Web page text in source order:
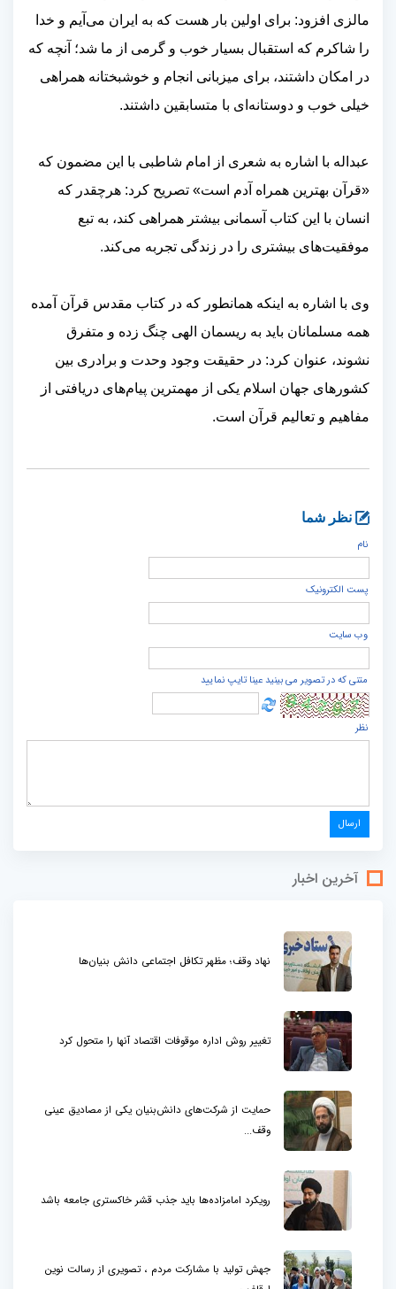
مالزی افزود: برای اولین بار هست که به ایران می‌آیم و خدا
را شاکرم که استقبال بسیار خوب و گرمی از ما شد؛ آنچه که
در امکان داشتند، برای میزبانی انجام و خوشبختانه همراهی
خیلی خوب و دوستانه‌ای با متسابقین داشتند.
عبداله با اشاره به شعری از امام شاطبی با این مضمون که
«قرآن بهترین همراه آدم است» تصریح کرد: هرچقدر که
انسان با این کتاب آسمانی بیشتر همراهی کند، به تبع
موفقیت‌های بیشتری را در زندگی تجربه می‌کند.
وی با اشاره به اینکه همانطور که در کتاب مقدس قرآن آمده
همه مسلمانان باید به ریسمان الهی چنگ زده و متفرق
نشوند، عنوان کرد: در حقیقت وجود وحدت و برادری بین
کشورهای جهان اسلام یکی از مهمترین پیام‌های دریافتی از
مفاهیم و تعالیم قرآن است.
نظر شما
نام
پست الكترونيک
وب سایت
متنی که در تصویر می بینید عینا تایپ نمایید
نظر
آخرین اخبار
نهاد وقف؛ مظهر تکافل اجتماعی دانش بنیان‌ها
تغییر روش اداره موقوفات اقتصاد آنها را متحول کرد
حمایت از شرکت‌های دانش‌بنیان یکی از مصادیق عینی
وقف...
رویکرد امامزاده‌ها باید جذب قشر خاکستری جامعه باشد
جهش تولید با مشارکت مردم ، تصویری از رسالت نوین